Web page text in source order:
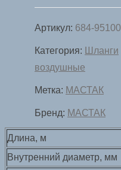
Артикул: 684-95100
Категория:
Шланги
воздушные
Метка: МАСТАК
Бренд: МАСТАК
Длина, м
Внутренний диаметр, мм